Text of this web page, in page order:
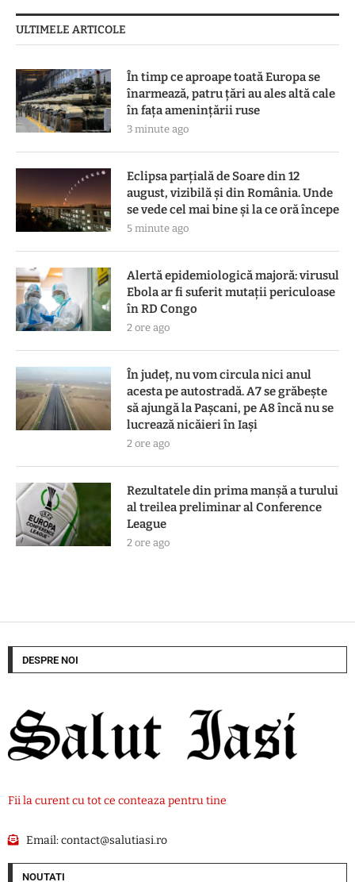
ULTIMELE ARTICOLE
În timp ce aproape toată Europa se
înarmează, patru ţări au ales altă cale
în faţa ameninţării ruse
3 minute ago
Eclipsa parțială de Soare din 12
august, vizibilă și din România. Unde
se vede cel mai bine și la ce oră începe
5 minute ago
Alertă epidemiologică majoră: virusul
Ebola ar fi suferit mutații periculoase
în RD Congo
2 ore ago
În județ, nu vom circula nici anul
acesta pe autostradă. A7 se grăbește
să ajungă la Pașcani, pe A8 încă nu se
lucrează nicăieri în Iași
2 ore ago
Rezultatele din prima manşă a turului
al treilea preliminar al Conference
League
2 ore ago
DESPRE NOI
Fii la curent cu tot ce conteaza pentru tine
Email:contact@salutiasi.ro
NOUTATI